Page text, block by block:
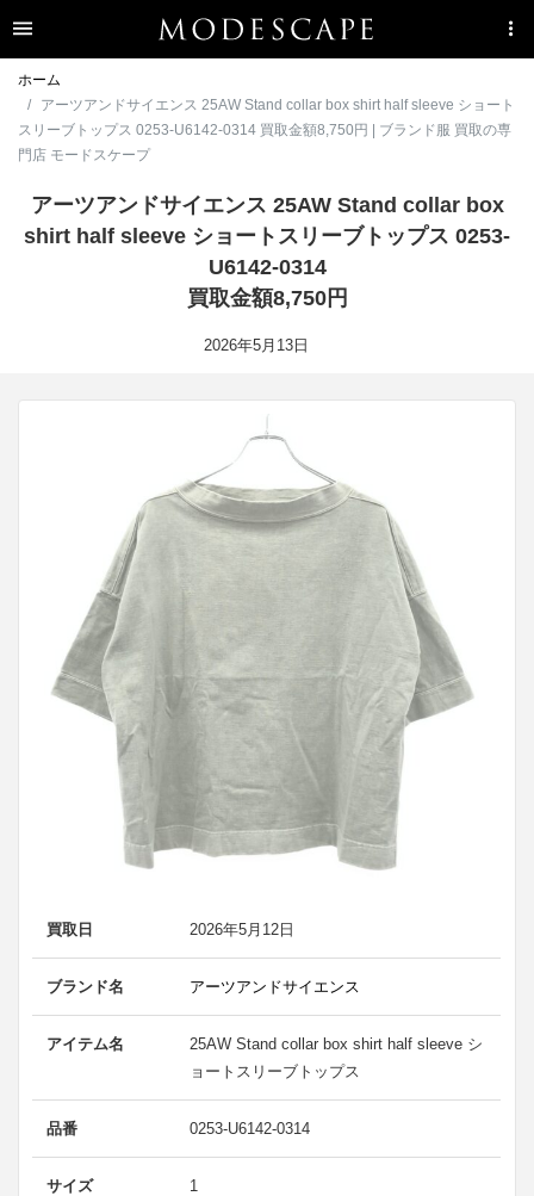
ホーム
アーツアンドサイエンス 25AW Stand collar box shirt half sleeve ショート
スリーブトップス 0253-U6142-0314 買取金額8,750円 | ブランド服 買取の専
門店 モードスケープ
アーツアンドサイエンス 25AW Stand collar box
shirt half sleeve ショートスリーブトップス 0253-
U6142-0314
買取金額8,750円
2026年5月13日
買取日 2026年5月12日
ブランド名 アーツアンドサイエンス
アイテム名
25AW Stand collar box shirt half sleeve シ
ョートスリーブトップス
品番 0253-U6142-0314
サイズ 1